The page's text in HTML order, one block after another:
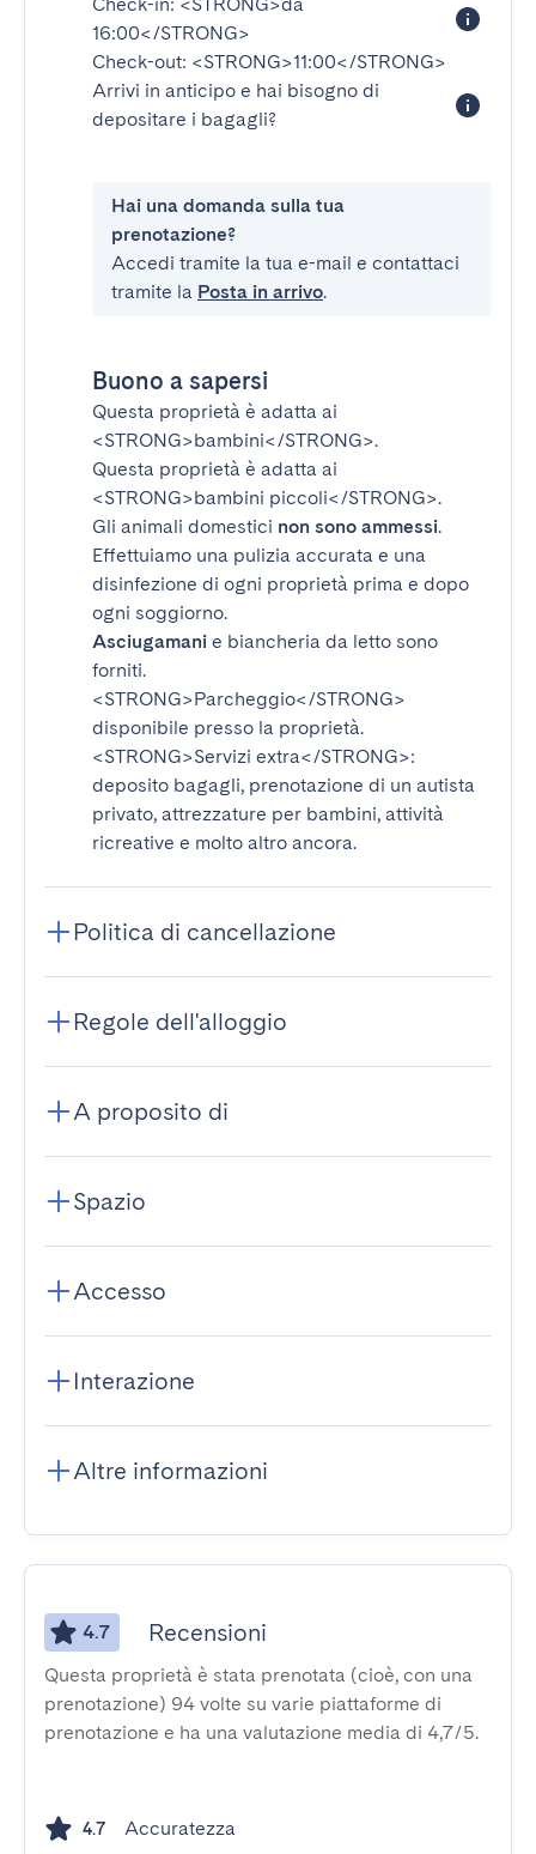
16:00</STRONG>
Check-out: <STRONG>11:00</STRONG>
Arrivi in anticipo e hai bisogno di
depositare i bagagli?
Hai una domanda sulla tua
prenotazione?
Accedi tramite la tua e-mail e contattaci
tramite la Posta in arrivo.
Buono a sapersi
Questa proprietà è adatta ai
<STRONG>bambini</STRONG>.
Questa proprietà è adatta ai
<STRONG>bambini piccoli</STRONG>.
Gli animali domestici non sono ammessi.
Effettuiamo una pulizia accurata e una
disinfezione di ogni proprietà prima e dopo
ogni soggiorno.
Asciugamani e biancheria da letto sono
forniti.
<STRONG>Parcheggio</STRONG>
disponibile presso la proprietà.
<STRONG>Servizi extra</STRONG>:
deposito bagagli, prenotazione di un autista
privato, attrezzature per bambini, attività
ricreative e molto altro ancora.
Politica di cancellazione
Regole dell'alloggio
A proposito di
Spazio
Accesso
Interazione
Altre informazioni
4.7 Recensioni
Questa proprietà è stata prenotata (cioè, con una
prenotazione) 94 volte su varie piattaforme di
prenotazione e ha una valutazione media di 4,7/5.
4.7 Accuratezza